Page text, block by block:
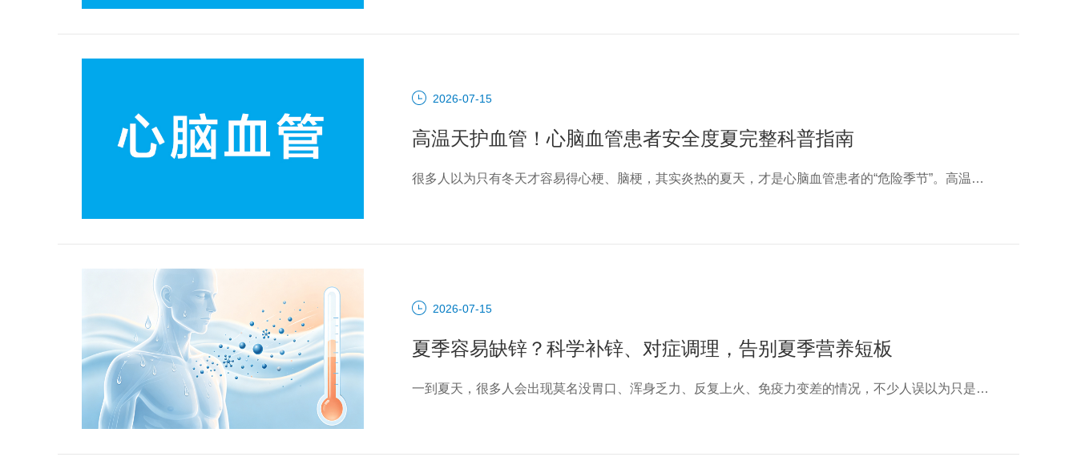
2026-07-15
高温天护血管！心脑血管患者安全度夏完整科普指南
很多人以为只有冬天才容易得心梗、脑梗，其实炎热的夏天，才是心脑血管患者的“危险季节”。高温酷暑、闷热潮湿，再加上出汗多、吹空调、熬夜烦躁、饮食不规律，很容易造成
2026-07-15
夏季容易缺锌？科学补锌、对症调理，告别夏季营养短板
一到夏天，很多人会出现莫名没胃口、浑身乏力、反复上火、免疫力变差的情况，不少人误以为只是天气炎热、身体燥热导致的正常现象。其实，这很可能是身体缺锌发出的预警信号